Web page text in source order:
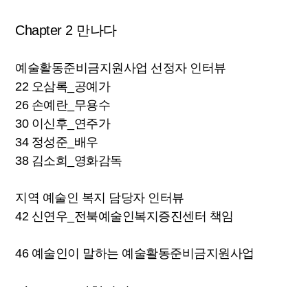
Chapter 2 만나다
예술활동준비금지원사업 선정자 인터뷰
22 오삼록_공예가
26 손예란_무용수
30 이신후_연주가
34 정성준_배우
38 김소희_영화감독
지역 예술인 복지 담당자 인터뷰
42 신연우_전북예술인복지증진센터 책임
46 예술인이 말하는 예술활동준비금지원사업